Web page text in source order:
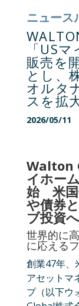
ニュース
「US
販売を
とし、
オルタ
スを拡
2026/05/11
Walton
イホー
始 米国
や債券
ブ投資
世界的に
に応える
創業47年、
アセットマ
プ（以下ウ